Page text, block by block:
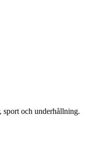
sport och underhållning.